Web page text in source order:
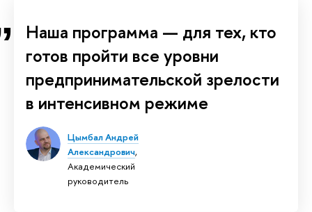
Наша программа — для тех, кто
отов пройти все уровни
предпринимательской зрелости
интенсивном режиме
Цымбал Андрей
Александрович,
Академический
руководитель